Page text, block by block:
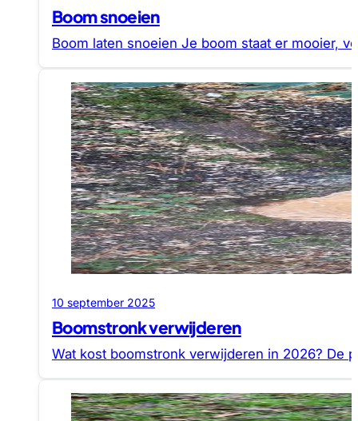
Boom snoeien
Boom laten snoeien Je boom staat er mooier,
10 september 2025
Boomstronk verwijderen
Wat kost boomstronk verwijderen in 2026? De